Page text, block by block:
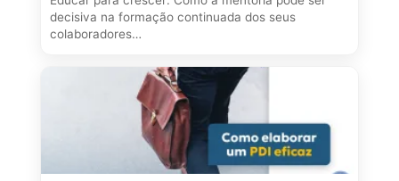
negócios
decisiva na formação continuada dos seus
colaboradores…